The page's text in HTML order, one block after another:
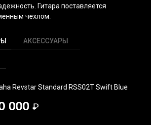
Гитара поставляется
чехлом.
АКСЕССУАРЫ
Revstar Standard RSS02T Swift Blue
000 ₽